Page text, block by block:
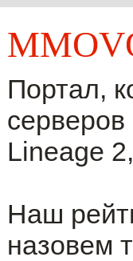
Портал,
Lineage
Наш
назовем